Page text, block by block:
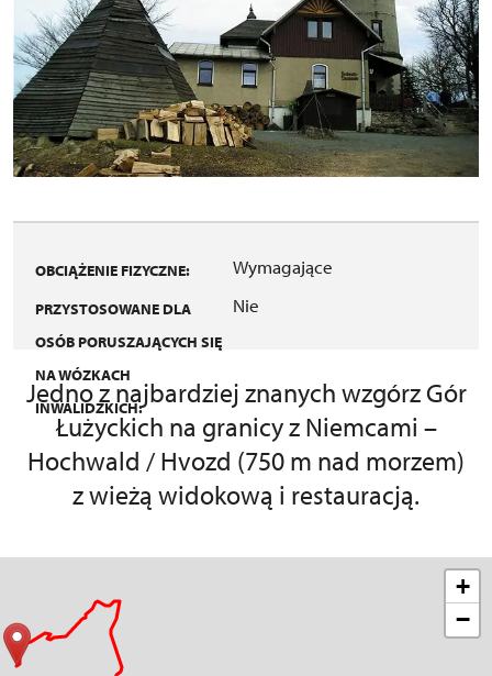
OBCIĄŻENIE FIZYCZNE: Wymagające
PRZYSTOSOWANE DLA
OSÓB PORUSZAJĄCYCH SIĘ
NA WÓZKACH
INWALIDZKICH:
Nie
Jedno z najbardziej znanych wzgórz Gór
Łużyckich na granicy z Niemcami –
Hochwald / Hvozd (750 m nad morzem)
z wieżą widokową i restauracją.
+
−